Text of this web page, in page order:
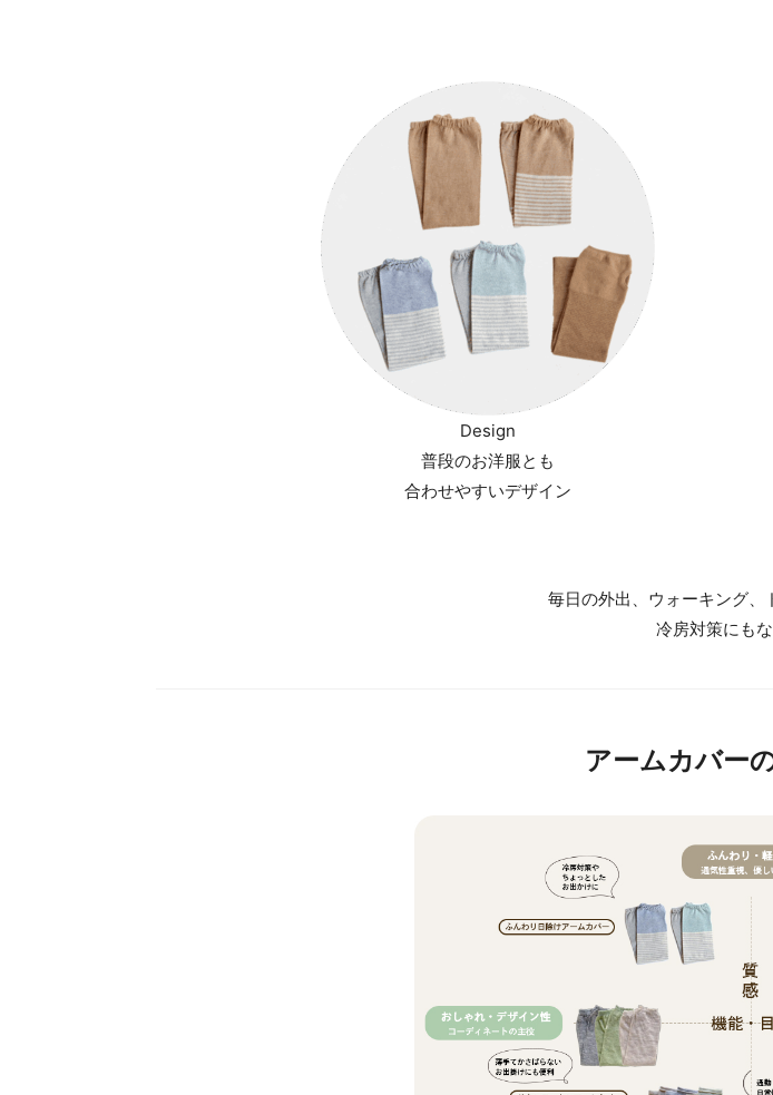
Design
普段のお洋服とも
合わせやすいデザイン
毎日の外出、ウォーキング、
冷房対策にもな
アームカバー